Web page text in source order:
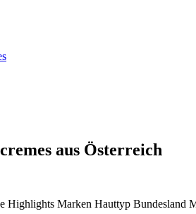
aus Österreich
Highlights Marken Hauttyp Bundesland